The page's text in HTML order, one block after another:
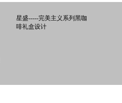
星盛-----完美主义系列黑咖
啡礼盒设计